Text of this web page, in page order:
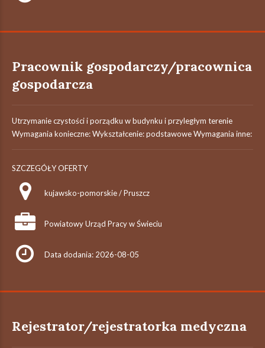
Pracownik gospodarczy/pracownica
gospodarcza
Utrzymanie czystości i porządku w budynku i przyległym terenie
Wymagania konieczne: Wykształcenie: podstawowe Wymagania inne:
SZCZEGÓŁY OFERTY
kujawsko-pomorskie / Pruszcz
Powiatowy Urząd Pracy w Świeciu
Data dodania: 2026-08-05
Rejestrator/rejestratorka medyczna